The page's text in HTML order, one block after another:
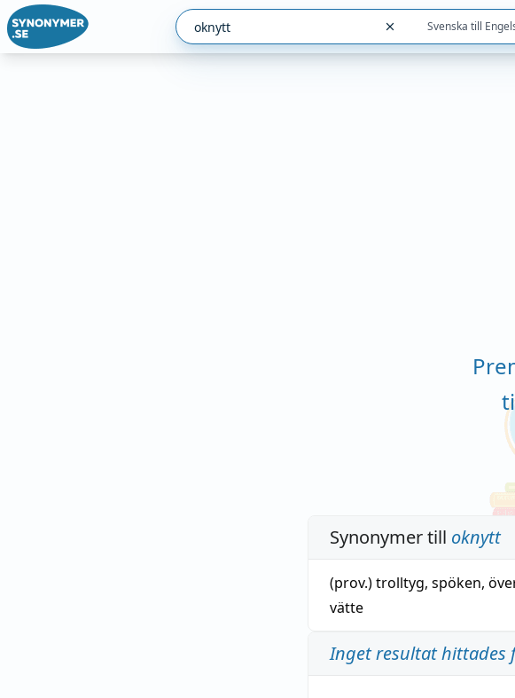
Svenska till
Synonymer till oknytt
(prov.)trolltyg, spöken,
vätte
Inget resultat hittades